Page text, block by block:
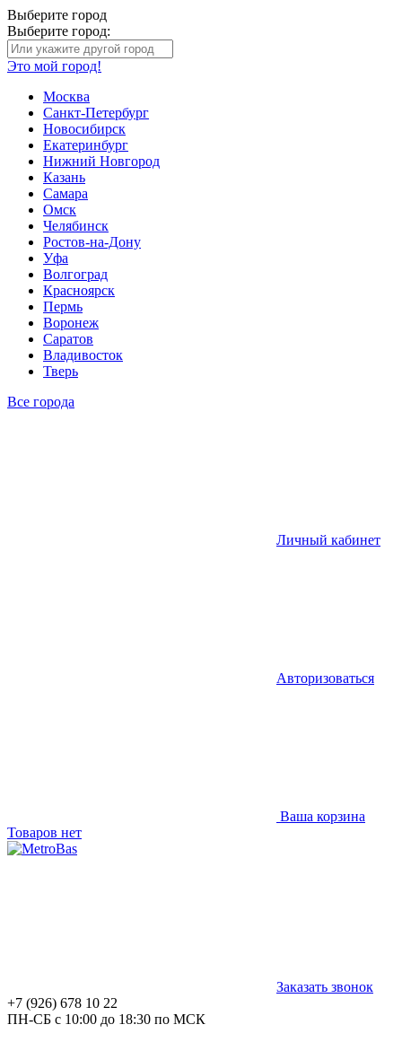
Выберите город
Выберите город:
Это мой город!
Москва
Санкт-Петербург
Новосибирск
Екатеринбург
Нижний Новгород
Казань
Самара
Омск
Челябинск
Ростов-на-Дону
Уфа
Волгоград
Красноярск
Пермь
Воронеж
Саратов
Владивосток
Тверь
Все города
Личный кабинет
Авторизоваться
Ваша корзина
Товаров нет
Заказать звонок
+7 (926) 678 10 22
ПН-СБ с 10:00 до 18:30 по МСК